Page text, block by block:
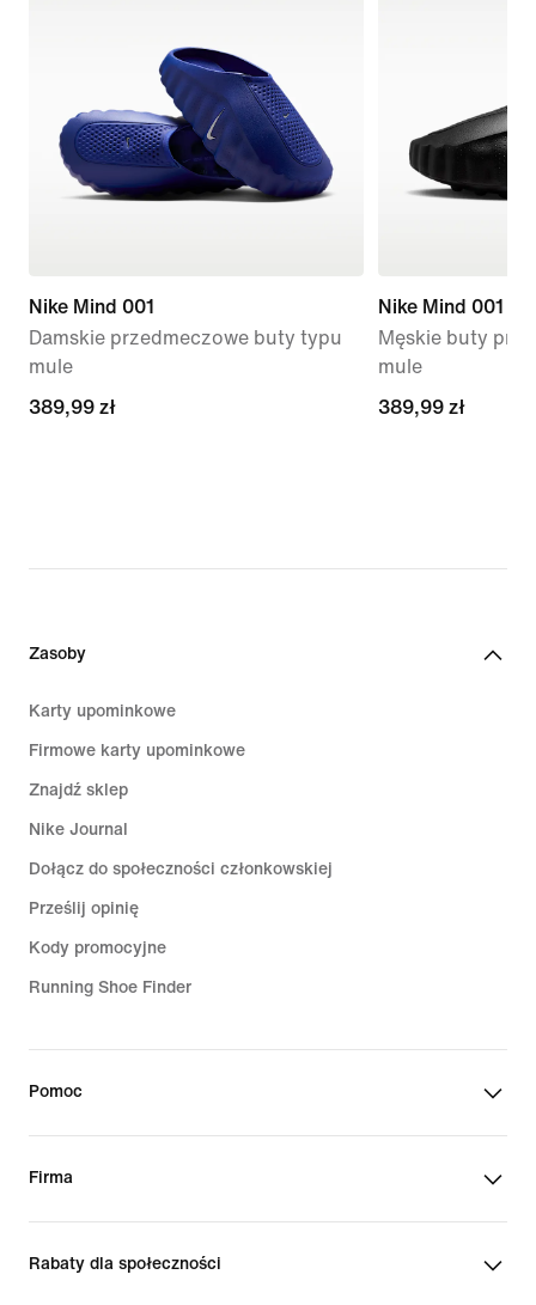
Nike Mind 001
Damskie przedmeczowe buty typu
mule
389,99 zł
389,99 zł
Nike Mind 001
Męskie buty
mule
389,99 zł
389,99 zł
Zasoby
Karty upominkowe
Firmowe karty upominkowe
Znajdź sklep
Nike Journal
Dołącz do społeczności członkowskiej
Prześlij opinię
Kody promocyjne
Running Shoe Finder
Pomoc
Firma
Rabaty dla społeczności